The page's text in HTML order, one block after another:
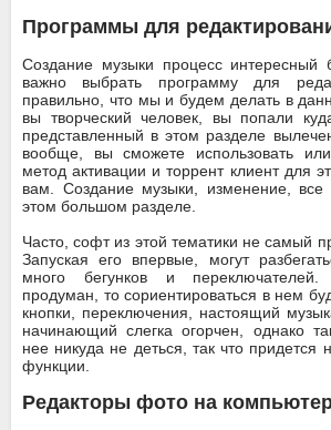
Программы для
Создание музыки процесс интересный
важно выбрать программу для
правильно, что мы и будем делать в
вы творческий человек, вы попали
представленный в этом разделе
вообще, вы сможете использовать
метод активации и торрент клиент для
вам. Создание музыки, изменение, все
этом большом разделе.
Часто, софт из этой тематики не самый
Запуская его впервые, могут
много бегунков и
продуман, то сориентироваться в нем
кнопки, переключения, настоящий
начинающий слегка огорчен, однако
нее никуда не деться, так что придется
функции.
Редакторы фото на